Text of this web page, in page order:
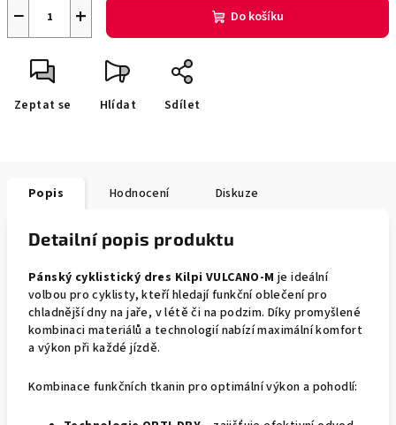
+
− Do košíku
Zeptat se Hlídat Sdílet
Popis Hodnocení Diskuze
Detailní popis produktu
Pánský cyklistický dres Kilpi VULCANO-M je ideální
volbou pro cyklisty, kteří hledají funkční oblečení pro
chladnější dny na jaře, v létě či na podzim. Díky promyšlené
kombinaci materiálů a technologií nabízí maximální komfort
a výkon při každé jízdě.
Kombinace funkčních tkanin pro optimální výkon a pohodlí: